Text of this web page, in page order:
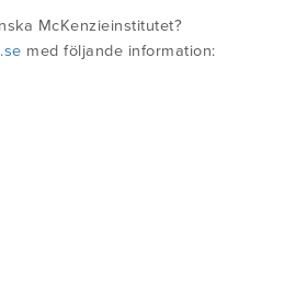
McKenzieinstitutet?
med följande information: